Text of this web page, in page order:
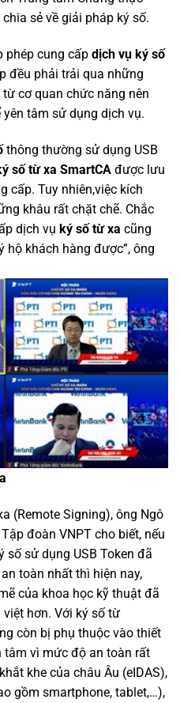
sẻ về giải pháp ký số.
phép cung cấp dịch vụ ký số
đều phải trải qua những
cơ quan chức năng nên
tâm sử dụng dịch vụ.
thông thường sử dụng USB
số từ xa SmartCA được lưu
cấp. Tuy nhiên,việc kích
khâu rất chặt chẽ. Chắc
dịch vụ ký số từ xa cũng
hộ khách hàng được”, ông
(Remote Signing), ông Ngô
đoàn VNPT cho biết, nếu
số sử dụng USB Token đã
toàn nhất thì hiện nay,
của khoa học kỹ thuật đã
hơn. Với ký số từ
còn bị phụ thuộc vào thiết
tâm vì mức độ an toàn rất
khe của châu Âu (eIDAS),
gồm smartphone, tablet,…),